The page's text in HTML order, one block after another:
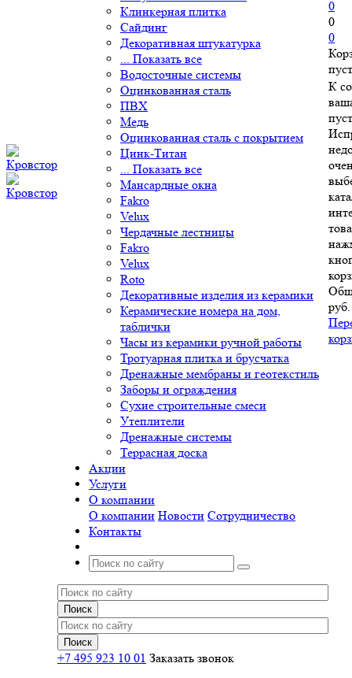
Клинкерная плитка
Сайдинг
Декоративная штукатурка
... Показать все
Водосточные системы
Оцинкованная сталь
ПВХ
Медь
Оцинкованная сталь с покрытием
Цинк-Титан
... Показать все
Мансардные окна
Fakro
Velux
Чердачные лестницы
Fakro
Velux
Roto
Декоративные изделия из керамики
Керамические номера на дом,
таблички
Часы из керамики ручной работы
Тротуарная плитка и брусчатка
Дренажные мембраны и геотекстиль
Заборы и ограждения
Сухие строительные смеси
Утеплители
Дренажные системы
Террасная доска
Акции
Услуги
О компании
О компании Новости Сотрудничество
Контакты
+7 495 923 10 01 Заказать звонок
0
0
0
К
руб.